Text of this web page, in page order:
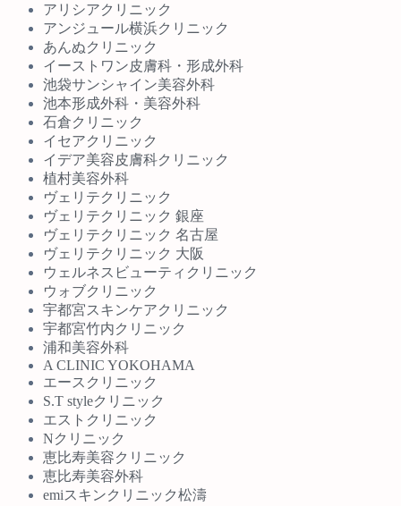
アリシアクリニック
アンジュール横浜クリニック
あんぬクリニック
イーストワン皮膚科・形成外科
池袋サンシャイン美容外科
池本形成外科・美容外科
石倉クリニック
イセアクリニック
イデア美容皮膚科クリニック
植村美容外科
ヴェリテクリニック
ヴェリテクリニック 銀座
ヴェリテクリニック 名古屋
ヴェリテクリニック 大阪
ウェルネスビューティクリニック
ウォブクリニック
宇都宮スキンケアクリニック
宇都宮竹内クリニック
浦和美容外科
A CLINIC YOKOHAMA
エースクリニック
S.T styleクリニック
エストクリニック
Nクリニック
恵比寿美容クリニック
恵比寿美容外科
emiスキンクリニック松濤